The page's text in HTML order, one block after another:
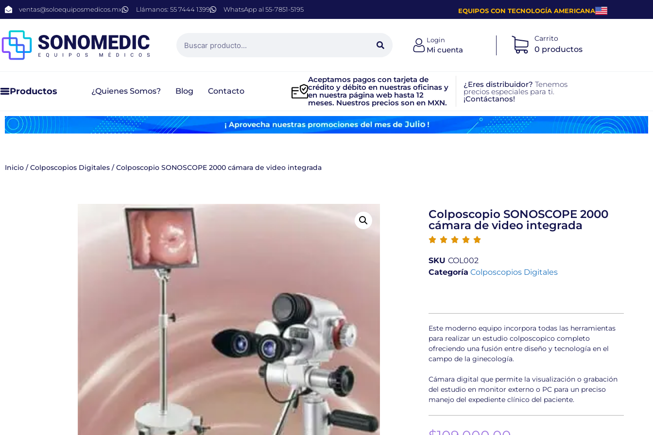
ventas@soloequiposmedicos.mx Llámanos: 55 7444 1399 WhatsApp al 55-7851-5195 EQUIPOS CON TECNOLOGÍA AMERICANA
Login
Mi cuenta
Carrito
0 productos
Productos ¿Quienes Somos? Blog Contacto
Aceptamos pagos con tarjeta de
crédito y débito en nuestras oficinas y
en nuestra página web hasta 12
meses. Nuestros precios son en MXN.
¿Eres distribuidor? Tenemos
precios especiales para ti.
¡Contáctanos!
Inicio /Colposcopios Digitales / Colposcopio SONOSCOPE 2000 cámara de video integrada
Colposcopio SONOSCOPE 2000
cámara de video integrada
    
SKUCOL002
Categoría Colposcopios Digitales
Este moderno equipo incorpora todas las herramientas
para realizar un estudio colposcopico completo
ofreciendo una fusión entre diseño y tecnología en el
campo de la ginecología.
Cámara digital que permite la visualización o grabación
del estudio en monitor externo o PC para un preciso
manejo del expediente clínico del paciente.